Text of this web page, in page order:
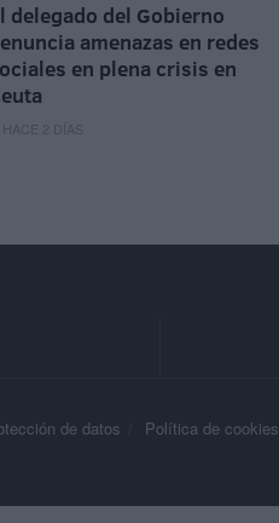
delegado del Gobierno
amenazas en redes
en plena crisis en
HACE 2 DÍAS
de datos Política de cookies